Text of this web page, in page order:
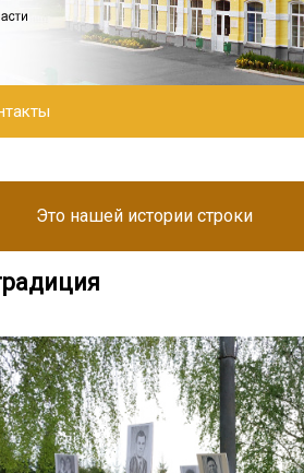
Это нашей истории строки